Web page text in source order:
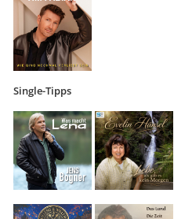
Single-Tipps